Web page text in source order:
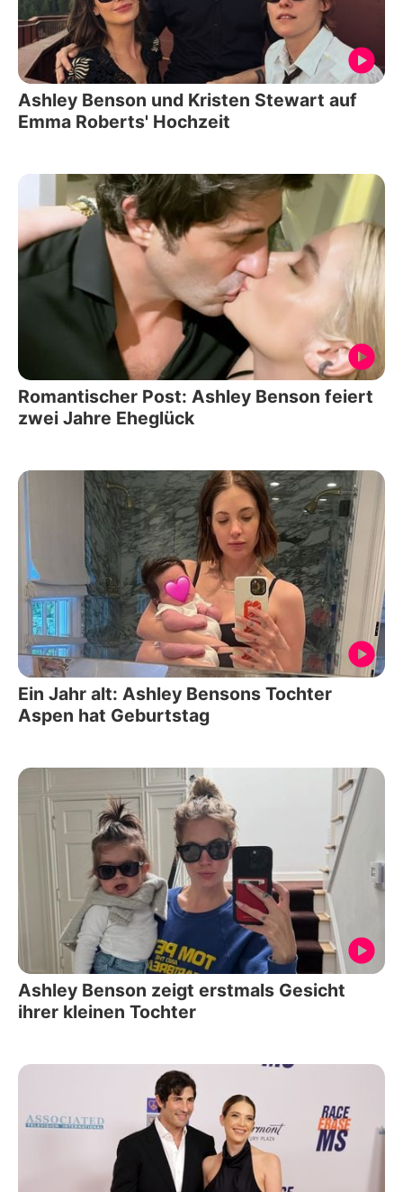
Ashley Benson und Kristen Stewart auf
Emma Roberts' Hochzeit
Romantischer Post: Ashley Benson feiert
zwei Jahre Eheglück
Ein Jahr alt: Ashley Bensons Tochter
Aspen hat Geburtstag
Ashley Benson zeigt erstmals Gesicht
ihrer kleinen Tochter